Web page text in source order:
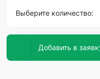
Выберите количество: